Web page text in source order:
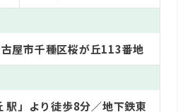
屋市千種区桜が丘113番地
駅」より徒歩8分／地下鉄東